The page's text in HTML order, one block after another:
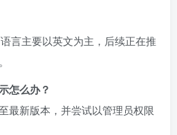
言主要以英文为主，后续正在推
怎么办？
最新版本，并尝试以管理员权限